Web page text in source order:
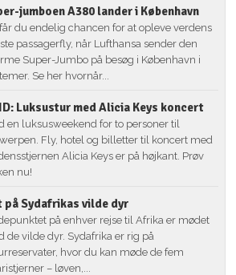
jumboen A380 lander i København
du endelig chancen for at opleve verdens
passagerfly, når Lufthansa sender den
Super-Jumbo på besøg i København i
Se her hvornår...
Luksustur med Alicia Keys koncert
en luksusweekend for to personer til
Fly, hotel og billetter til koncert med
Alicia Keys er på højkant. Prøv
nu!
på Sydafrikas vilde dyr
på enhver rejse til Afrika er mødet
de vilde dyr. Sydafrika er rig på
hvor du kan møde de fem
– løven,...